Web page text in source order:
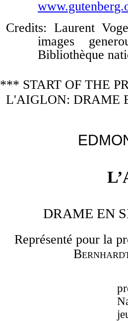
Credits: Laurent
images
Bibliothèque
*** START OF THE
L'AIGLON: DRAME
DRAME EN
Représenté pour la